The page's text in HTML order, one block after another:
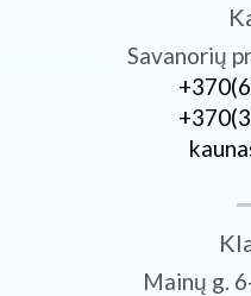
Savanorių
Mainų g.